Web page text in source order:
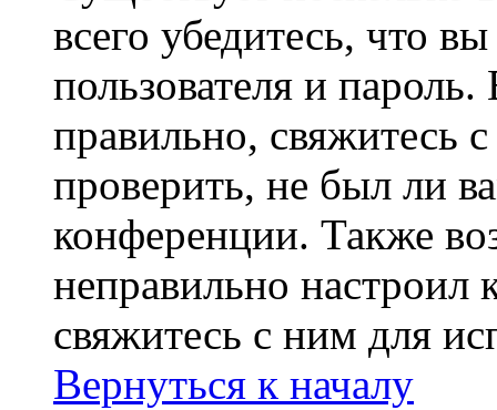
всего убедитесь, что
пользователя и
правильно, свяжитесь
проверить, не был ли
конференции. Также
неправильно
свяжитесь с ним для
Вернуться к началу